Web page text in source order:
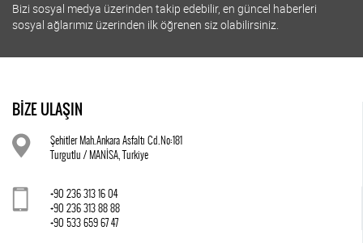
Bizi sosyal medya üzerinden takip edebilir, en güncel haberleri
sosyal ağlarımız üzerinden ilk öğrenen siz olabilirsiniz.
BİZE ULAŞIN
Şehitler Mah.Ankara Asfaltı Cd.No:181
Turgutlu / MANİSA, Turkiye
+90 236 313 16 04
+90 236 313 88 88
+90 533 659 67 47